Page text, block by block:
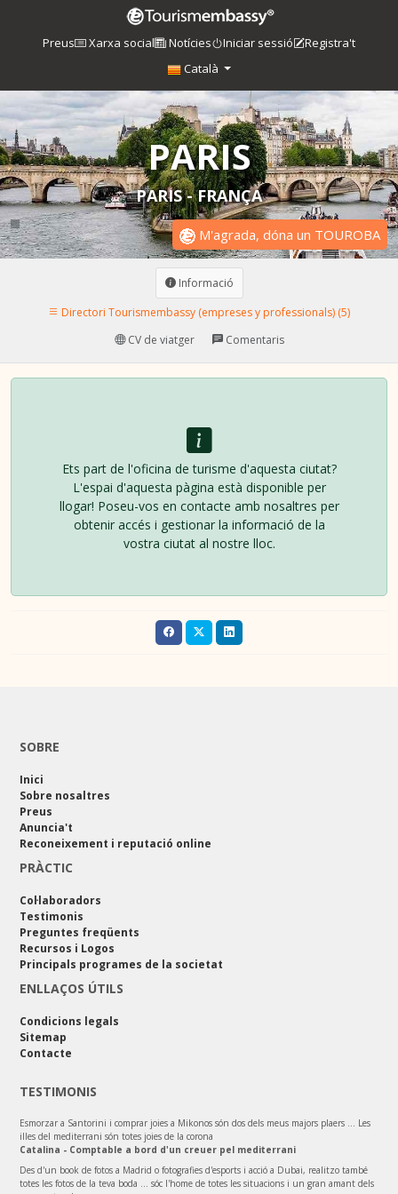
Preus Xarxa social Notícies Iniciar sessió
Registra't
Català
PARIS
PARIS - FRANÇA
M'agrada, dóna un TOUROBA
Informació
Directori Tourismembassy (empreses y professionals) (5)
CV de viatger
Comentaris
Ets part de l'oficina de turisme d'aquesta ciutat?
L'espai d'aquesta pàgina està disponible per
llogar! Poseu-vos en contacte amb nosaltres per
obtenir accés i gestionar la informació de la
vostra ciutat al nostre lloc.
SOBRE
Inici
Sobre nosaltres
Preus
Anuncia't
Reconeixement i reputació online
PRÀCTIC
Col·laboradors
Testimonis
Preguntes freqüents
Recursos i Logos
Principals programes de la societat
ENLLAÇOS ÚTILS
Condicions legals
Sitemap
Contacte
TESTIMONIS
Esmorzar a Santorini i comprar joies a Mikonos són dos dels meus majors plaers ... Les
illes del mediterrani són totes joies de la corona
Catalina - Comptable a bord d'un creuer pel mediterrani
Des d'un book de fotos a Madrid o fotografies d'esports i acció a Dubai, realitzo també
totes les fotos de la teva boda ... sóc l'home de totes les situacions i un gran amant dels